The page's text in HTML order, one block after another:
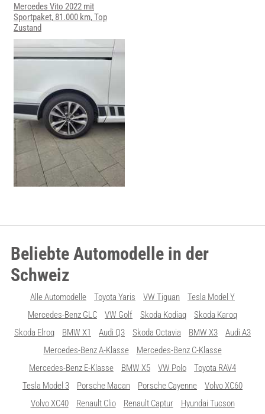
Mercedes Vito 2022 mit
Sportpaket, 81.000 km, Top
Zustand
Beliebte Automodelle in der
Schweiz
Alle Automodelle Toyota Yaris VW Tiguan
Tesla Model Y
Mercedes-Benz GLC
VW Golf Skoda Kodiaq
Skoda Karoq
Skoda Elroq
BMW X1 Audi Q3 Skoda Octavia BMW X3
Audi A3
Mercedes-Benz A-Klasse
Mercedes-Benz C-Klasse
Mercedes-Benz E-Klasse
BMW X5 VW Polo
Toyota RAV4
Tesla Model 3
Porsche Macan Porsche Cayenne
Volvo XC60
Volvo XC40
Renault Clio Renault Captur Hyundai Tucson